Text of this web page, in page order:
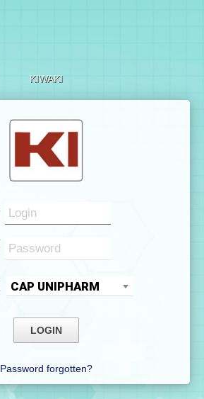
KIWAKI
CAP UNIPHARM
Password forgotten?